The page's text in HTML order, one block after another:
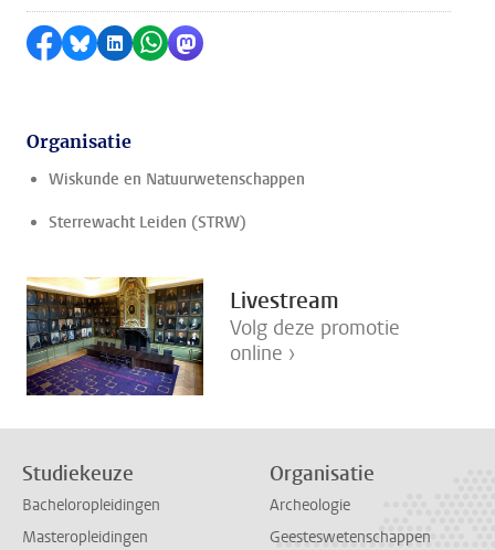
Delen op Facebook
Delen via Bluesky
Delen op LinkedIn
Delen via WhatsApp
Delen via Mastodon
Organisatie
Wiskunde en Natuurwetenschappen
Sterrewacht Leiden (STRW)
Livestream
Volg deze promotie
online ›
Studiekeuze
Bacheloropleidingen
Masteropleidingen
Organisatie
Archeologie
Geesteswetenschappen